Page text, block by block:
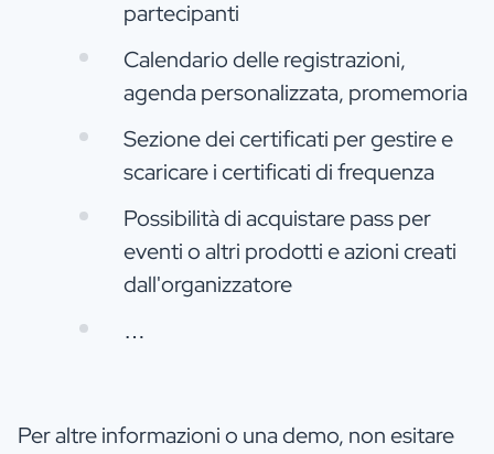
partecipanti
Calendario delle registrazioni,
agenda personalizzata, promemoria
Sezione dei certificati per gestire e
scaricare i certificati di frequenza
Possibilità di acquistare pass per
eventi o altri prodotti e azioni creati
dall'organizzatore
…
Per altre informazioni o una demo, non esitare